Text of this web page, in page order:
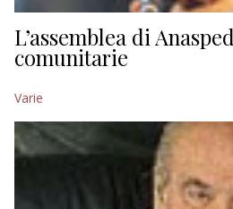
L’assemblea di
comunitarie
Varie